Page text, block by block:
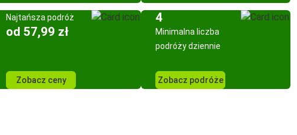
Najtańsza podróż
od 57,99 zł
Zobacz ceny
4
Minimalna liczba
podróży dziennie
Zobacz podróże